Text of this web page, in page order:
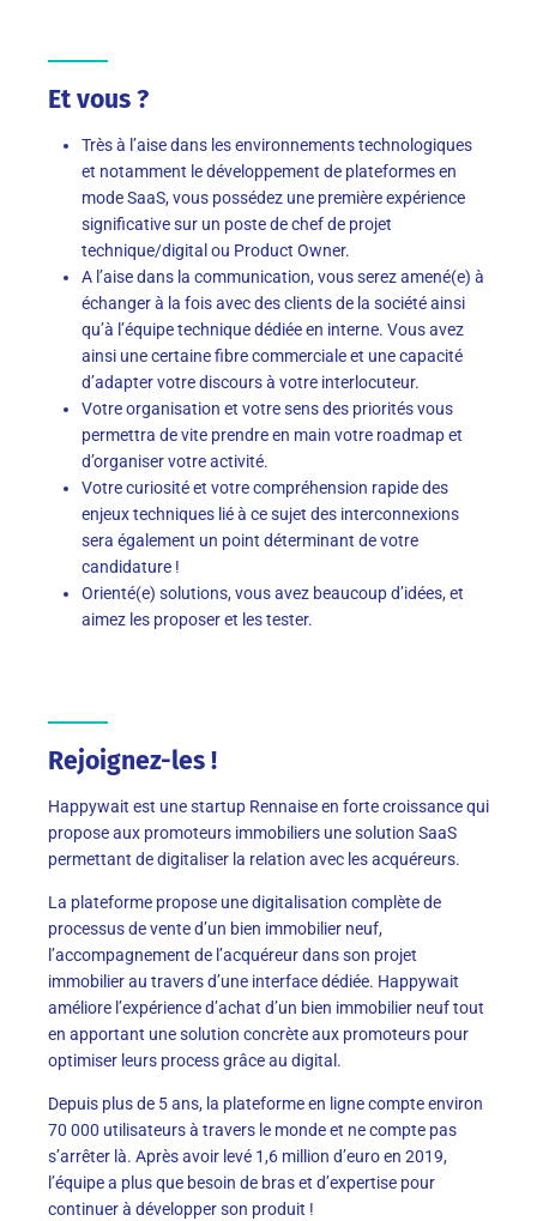
Et vous ?
Très à l’aise dans les environnements technologiques
et notamment le développement de plateformes en
mode SaaS, vous possédez une première expérience
significative sur un poste de chef de projet
technique/digital ou Product Owner.
A l’aise dans la communication, vous serez amené(e) à
échanger à la fois avec des clients de la société ainsi
qu’à l’équipe technique dédiée en interne. Vous avez
ainsi une certaine fibre commerciale et une capacité
d’adapter votre discours à votre interlocuteur.
Votre organisation et votre sens des priorités vous
permettra de vite prendre en main votre roadmap et
d’organiser votre activité.
Votre curiosité et votre compréhension rapide des
enjeux techniques lié à ce sujet des interconnexions
sera également un point déterminant de votre
candidature !
Orienté(e) solutions, vous avez beaucoup d’idées, et
aimez les proposer et les tester.
Rejoignez-les !
Happywait est une startup Rennaise en forte croissance qui
propose aux promoteurs immobiliers une solution SaaS
permettant de digitaliser la relation avec les acquéreurs.
La plateforme propose une digitalisation complète de
processus de vente d’un bien immobilier neuf,
l’accompagnement de l’acquéreur dans son projet
immobilier au travers d’une interface dédiée. Happywait
améliore l’expérience d’achat d’un bien immobilier neuf tout
en apportant une solution concrète aux promoteurs pour
optimiser leurs process grâce au digital.
Depuis plus de 5 ans, la plateforme en ligne compte environ
70 000 utilisateurs à travers le monde et ne compte pas
s’arrêter là. Après avoir levé 1,6 million d’euro en 2019,
l’équipe a plus que besoin de bras et d’expertise pour
continuer à développer son produit !